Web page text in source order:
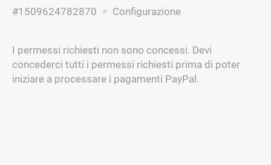
#1509624782870 Configurazione
I permessi richiesti non sono concessi. Devi
concederci tutti i permessi richiesti prima di poter
iniziare a processare i pagamenti PayPal.